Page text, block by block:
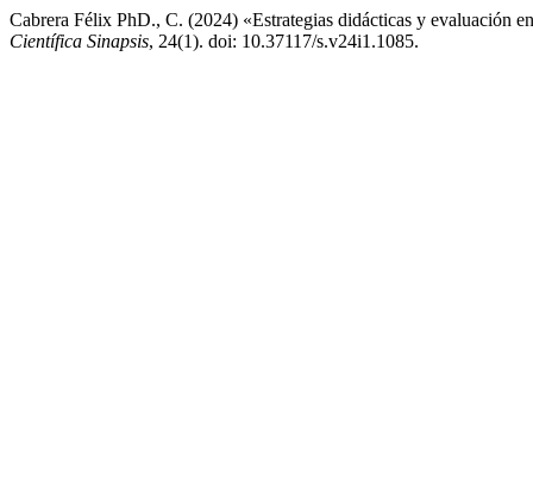
Cabrera Félix PhD., C. (2024) «Estrategias didácticas y evaluación
Científica Sinapsis, 24(1). doi: 10.37117/s.v24i1.1085.